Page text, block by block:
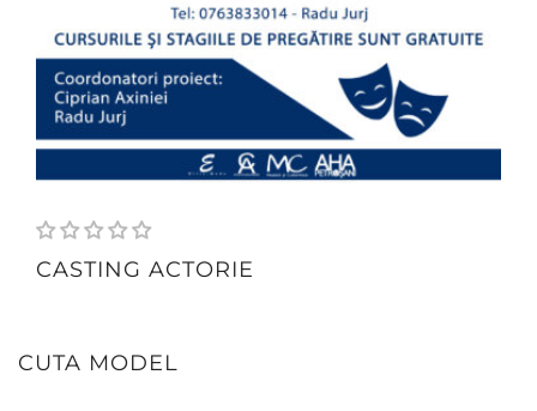
CASTING ACTORIE
CUTA MODEL